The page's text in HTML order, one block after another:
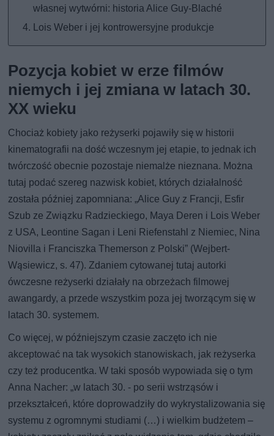
własnej wytwórni: historia Alice Guy-Blaché
Lois Weber i jej kontrowersyjne produkcje
Pozycja kobiet w erze filmów
niemych i jej zmiana w latach 30.
XX wieku
Chociaż kobiety jako reżyserki pojawiły się w historii
kinematografii na dość wczesnym jej etapie, to jednak ich
twórczość obecnie pozostaje niemalże nieznana. Można
tutaj podać szereg nazwisk kobiet, których działalność
została później zapomniana: „Alice Guy z Francji, Esfir
Szub ze Związku Radzieckiego, Maya Deren i Lois Weber
z USA, Leontine Sagan i Leni Riefenstahl z Niemiec, Nina
Niovilla i Franciszka Themerson z Polski” (Wejbert-
Wąsiewicz, s. 47). Zdaniem cytowanej tutaj autorki
ówczesne reżyserki działały na obrzeżach filmowej
awangardy, a przede wszystkim poza jej tworzącym się w
latach 30. systemem.
Co więcej, w późniejszym czasie zaczęto ich nie
akceptować na tak wysokich stanowiskach, jak reżyserka
czy też producentka. W taki sposób wypowiada się o tym
Anna Nacher: „w latach 30. - po serii wstrząsów i
przekształceń, które doprowadziły do wykrystalizowania się
systemu z ogromnymi studiami (…) i wielkim budżetem –